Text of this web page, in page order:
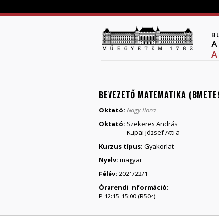
BEVEZETŐ MATEMATIKA
Oktató: Nagy Ilona
Oktató: Szekeres András
Kupai József Attila
Kurzus típus: Gyakorlat
Nyelv: magyar
Félév: 2021/22/1
Órarendi információ:
P 12:15-15:00 (R504)